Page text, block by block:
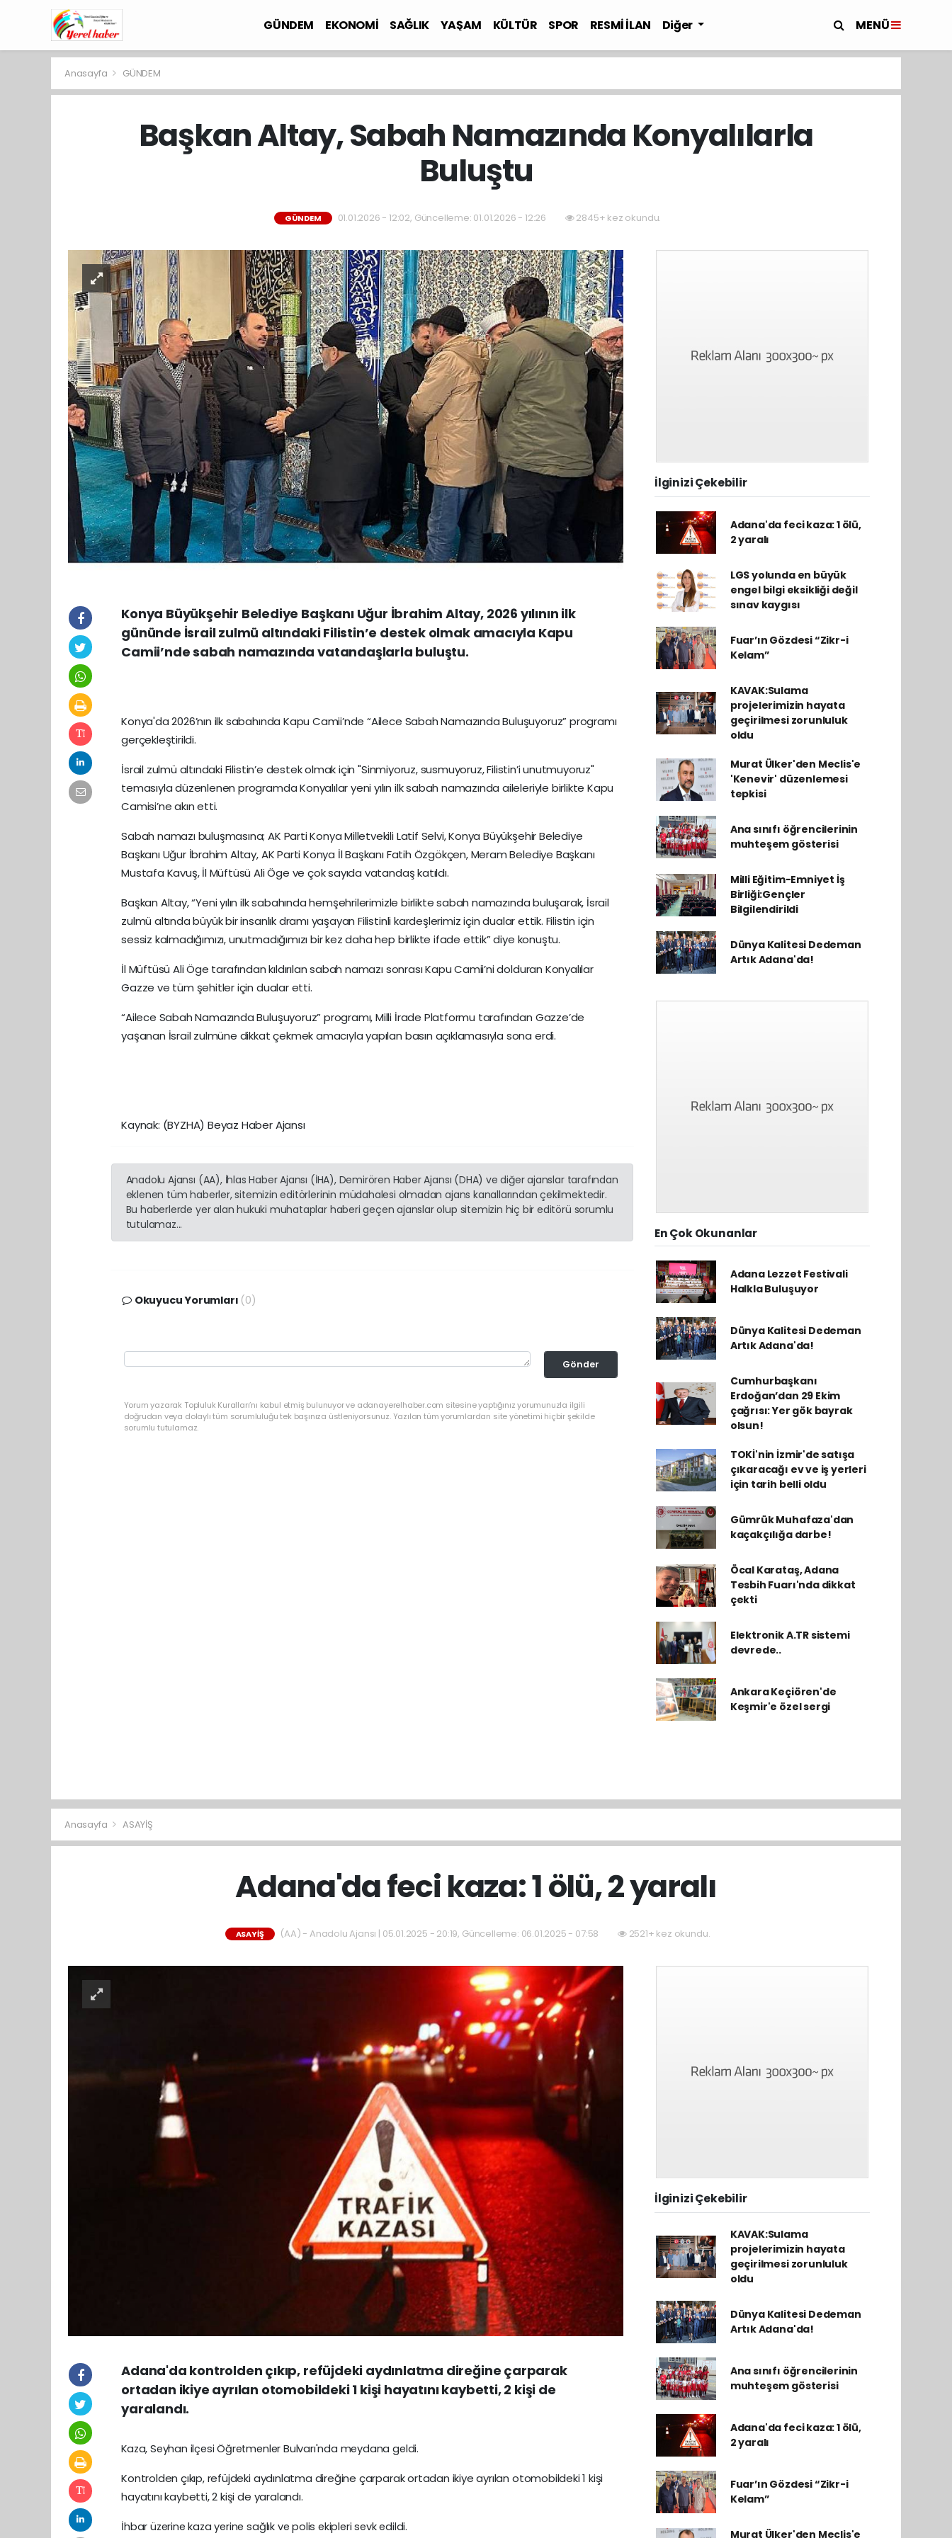
GÜNDEM EKONOMİ SAĞLIK YAŞAM KÜLTÜR SPOR RESMİ İLAN Diğer MENÜ
Anasayfa GÜNDEM
Başkan Altay, Sabah Namazında Konyalılarla
Buluştu
GÜNDEM 01.01.2026 - 12:02, Güncelleme: 01.01.2026 - 12:26 2845+ kez okundu.
Konya Büyükşehir Belediye Başkanı Uğur İbrahim Altay, 2026 yılının ilk
gününde İsrail zulmü altındaki Filistin’e destek olmak amacıyla Kapu
Camii’nde sabah namazında vatandaşlarla buluştu.
Konya'da 2026’nın ilk sabahında Kapu Camii’nde “Ailece Sabah Namazında Buluşuyoruz” programı
gerçekleştirildi.
İsrail zulmü altındaki Filistin’e destek olmak için "Sinmiyoruz, susmuyoruz, Filistin’i unutmuyoruz"
temasıyla düzenlenen programda Konyalılar yeni yılın ilk sabah namazında aileleriyle birlikte Kapu
Camisi’ne akın etti.
Sabah namazı buluşmasına; AK Parti Konya Milletvekili Latif Selvi, Konya Büyükşehir Belediye
Başkanı Uğur İbrahim Altay, AK Parti Konya İl Başkanı Fatih Özgökçen, Meram Belediye Başkanı
Mustafa Kavuş, İl Müftüsü Ali Öge ve çok sayıda vatandaş katıldı.
Başkan Altay, “Yeni yılın ilk sabahında hemşehrilerimizle birlikte sabah namazında buluşarak, İsrail
zulmü altında büyük bir insanlık dramı yaşayan Filistinli kardeşlerimiz için dualar ettik. Filistin için
sessiz kalmadığımızı, unutmadığımızı bir kez daha hep birlikte ifade ettik” diye konuştu.
İl Müftüsü Ali Öge tarafından kıldırılan sabah namazı sonrası Kapu Camii’ni dolduran Konyalılar
Gazze ve tüm şehitler için dualar etti.
“Ailece Sabah Namazında Buluşuyoruz” programı, Milli İrade Platformu tarafından Gazze’de
yaşanan İsrail zulmüne dikkat çekmek amacıyla yapılan basın açıklamasıyla sona erdi.
Kaynak: (BYZHA) Beyaz Haber Ajansı
Anadolu Ajansı (AA), İhlas Haber Ajansı (İHA), Demirören Haber Ajansı (DHA) ve diğer ajanslar tarafından
eklenen tüm haberler, sitemizin editörlerinin müdahalesi olmadan ajans kanallarından çekilmektedir.
Bu haberlerde yer alan hukuki muhataplar haberi geçen ajanslar olup sitemizin hiç bir editörü sorumlu
tutulamaz...
Okuyucu Yorumları (0)
Gönder
Yorum yazarak Topluluk Kuralları’nı kabul etmiş bulunuyor ve adanayerelhaber.com sitesine yaptığınız yorumunuzla ilgili
doğrudan veya dolaylı tüm sorumluluğu tek başınıza üstleniyorsunuz. Yazılan tüm yorumlardan site yönetimi hiçbir şekilde
sorumlu tutulamaz.
İlginizi Çekebilir
Adana'da feci kaza: 1 ölü,
2 yaralı
LGS yolunda en büyük
engel bilgi eksikliği değil
sınav kaygısı
Fuar’ın Gözdesi “Zikr-i
Kelam”
KAVAK:Sulama
projelerimizin hayata
geçirilmesi zorunluluk
oldu
Murat Ülker'den Meclis'e
'Kenevir' düzenlemesi
tepkisi
Ana sınıfı öğrencilerinin
muhteşem gösterisi
Milli Eğitim-Emniyet İş
Birliği:Gençler
Bilgilendirildi
Dünya Kalitesi Dedeman
Artık Adana'da!
En Çok Okunanlar
Adana Lezzet Festivali
Halkla Buluşuyor
Dünya Kalitesi Dedeman
Artık Adana'da!
Cumhurbaşkanı
Erdoğan’dan 29 Ekim
çağrısı: Yer gök bayrak
olsun!
TOKİ'nin İzmir'de satışa
çıkaracağı ev ve iş yerleri
için tarih belli oldu
Gümrük Muhafaza'dan
kaçakçılığa darbe!
Öcal Karataş, Adana
Tesbih Fuarı'nda dikkat
çekti
Elektronik A.TR sistemi
devrede..
Ankara Keçiören'de
Keşmir'e özel sergi
Anasayfa ASAYİŞ
Adana'da feci kaza: 1 ölü, 2 yaralı
ASAYİŞ (AA) - Anadolu Ajansı | 05.01.2025 - 20:19, Güncelleme: 06.01.2025 - 07:58 2521+ kez okundu.
Adana'da kontrolden çıkıp, refüjdeki aydınlatma direğine çarparak
ortadan ikiye ayrılan otomobildeki 1 kişi hayatını kaybetti, 2 kişi de
yaralandı.
Kaza, Seyhan ilçesi Öğretmenler Bulvarı'nda meydana geldi.
Kontrolden çıkıp, refüjdeki aydınlatma direğine çarparak ortadan ikiye ayrılan otomobildeki 1 kişi
hayatını kaybetti, 2 kişi de yaralandı.
İhbar üzerine kaza yerine sağlık ve polis ekipleri sevk edildi.
İlginizi Çekebilir
KAVAK:Sulama
projelerimizin hayata
geçirilmesi zorunluluk
oldu
Dünya Kalitesi Dedeman
Artık Adana'da!
Ana sınıfı öğrencilerinin
muhteşem gösterisi
Adana'da feci kaza: 1 ölü,
2 yaralı
Fuar’ın Gözdesi “Zikr-i
Kelam”
Murat Ülker'den Meclis'e